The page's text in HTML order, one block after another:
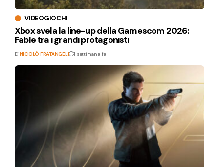
VIDEOGIOCHI
Xbox svela la line-up della Gamescom 2026:
Fable tra i grandi protagonisti
DiNICOLÒ FRATANGELI 1 settimana fa